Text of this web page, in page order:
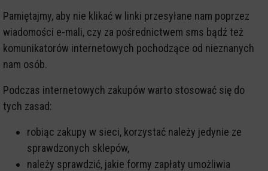
Pamiętajmy, aby nie klikać w linki przesyłane nam poprzez
wiadomości e-mali, czy za pośrednictwem sms bądź też
komunikatorów internetowych pochodzące od nieznanych
nam osób.
Podczas internetowych zakupów warto stosować się do
tych zasad:
robiąc zakupy w sieci, korzystać należy jedynie ze
sprawdzonych sklepów,
należy sprawdzić, jakie formy zapłaty umożliwia